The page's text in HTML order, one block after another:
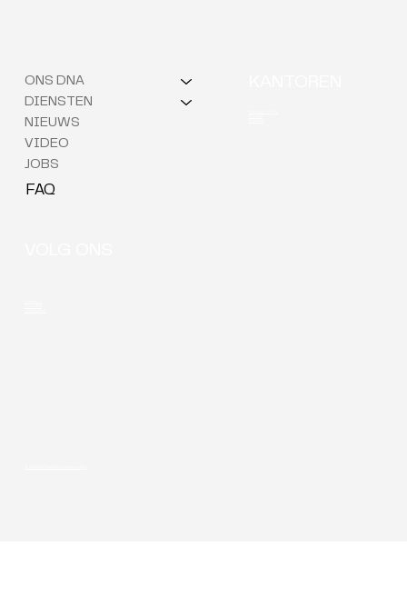
ONS DNA
DIENSTEN
NIEUWS
VIDEO
JOBS
FAQ